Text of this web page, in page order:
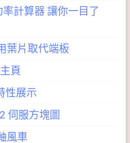
計算器 讓你一目了
葉片取代端板
頁
性展示
伺服方塊圖
風車